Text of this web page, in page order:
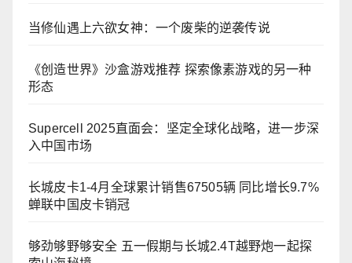
当修仙遇上六欲女神：一个废柴的逆袭传说
《创造世界》沙盒游戏推荐 探索像素游戏的另一种
形态
Supercell 2025直面会：坚定全球化战略，进一步深
入中国市场
长城皮卡1-4月全球累计销售67505辆 同比增长9.7%
蝉联中国皮卡销冠
够劲够野够安全 五一假期与长城2.4T越野炮一起探